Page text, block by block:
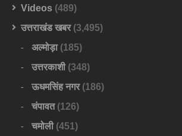
Videos (489)
उत्तराखंड खबर(3,495)
अल्मोड़ा(185)
उत्तरकाशी(348)
ऊधमसिंह नगर(186)
चंपावत(126)
चमोली(451)